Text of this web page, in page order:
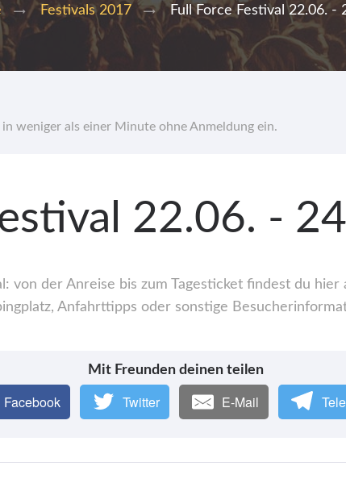
Festivals 2017 Full Force Festival 22.06. -
weniger als einer Minute ohne Anmeldung ein.
22.06. -
von der Anreise bis zum Tagesticket findest du
Anfahrttipps oder sonstige
Mit Freunden deinen teilen
Facebook Twitter E-Mail